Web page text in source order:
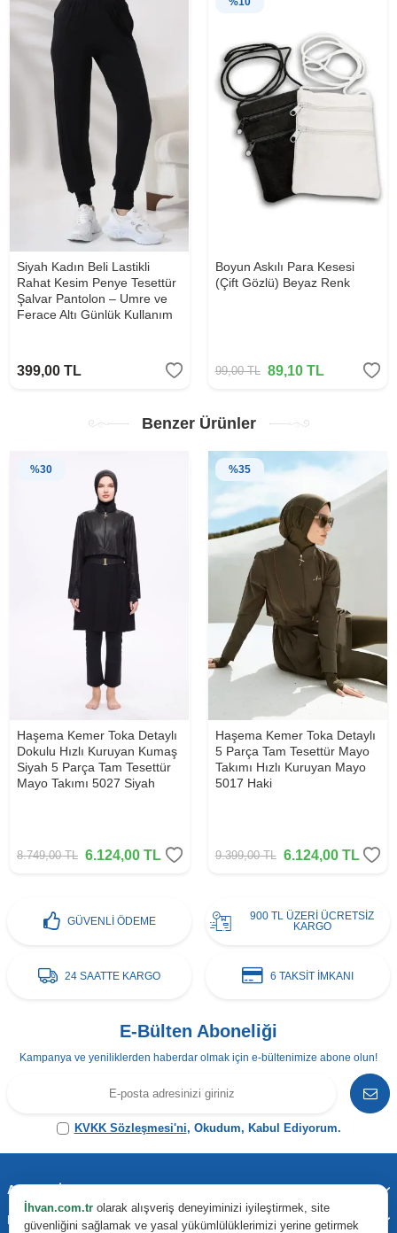
Siyah Kadın Beli Lastikli
Rahat Kesim Penye Tesettür
Şalvar Pantolon – Umre ve
Ferace Altı Günlük Kullanım
399,00 TL
Boyun Askılı Para Kesesi
(Çift Gözlü) Beyaz Renk
99,00TL 89,10TL
Benzer Ürünler
%30
Haşema Kemer Toka Detaylı
Dokulu Hızlı Kuruyan Kumaş
Siyah 5 Parça Tam Tesettür
Mayo Takımı 5027 Siyah
8.749,00TL 6.124,00 TL
%35
Haşema Kemer Toka Detaylı
5 Parça Tam Tesettür Mayo
Takımı Hızlı Kuruyan Mayo
5017 Haki
9.399,00TL 6.124,00TL
GÜVENLİ ÖDEME
900 TL ÜZERİ ÜCRETSİZ
KARGO
24 SAATTE KARGO 6 TAKSİT İMKANI
E-Bülten Aboneliği
Kampanya ve yeniliklerden haberdar olmak için e-bültenimize abone olun!
KVKK Sözleşmesi'ni, Okudum, Kabul Ediyorum.
Adres & İletişim
Kategoriler
İhvan.com.tr olarak alışveriş deneyiminizi iyileştirmek, site
güvenliğini sağlamak ve yasal yükümlülüklerimizi yerine getirmek